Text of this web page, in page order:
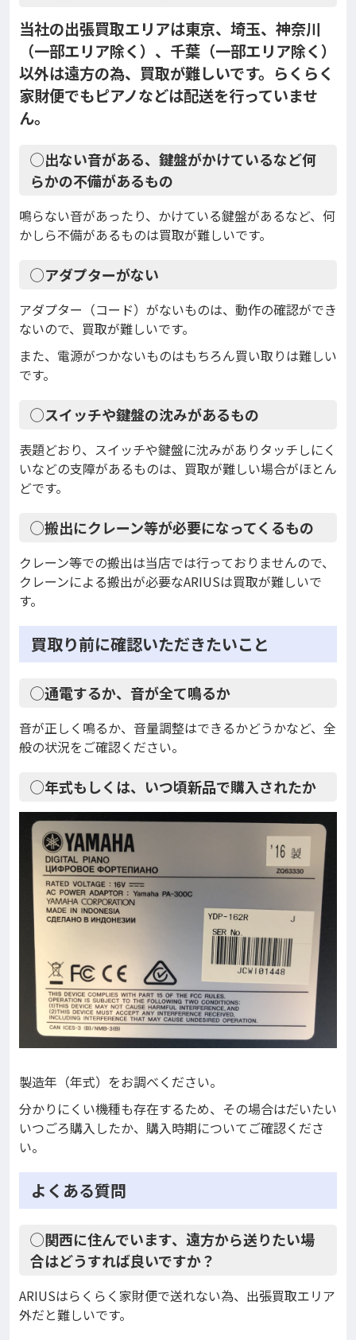
当社の出張買取エリアは東京、埼玉、神奈川
（一部エリア除く）、千葉（一部エリア除く）
以外は遠方の為、買取が難しいです。らくらく
家財便でもピアノなどは配送を行っていませ
ん。
◯出ない音がある、鍵盤がかけているなど何
らかの不備があるもの
鳴らない音があったり、かけている鍵盤があるなど、何
かしら不備があるものは買取が難しいです。
◯アダプターがない
アダプター（コード）がないものは、動作の確認ができ
ないので、買取が難しいです。
また、電源がつかないものはもちろん買い取りは難しい
です。
◯スイッチや鍵盤の沈みがあるもの
表題どおり、スイッチや鍵盤に沈みがありタッチしにく
いなどの支障があるものは、買取が難しい場合がほとん
どです。
◯搬出にクレーン等が必要になってくるもの
クレーン等での搬出は当店では行っておりませんので、
クレーンによる搬出が必要なARIUSは買取が難しいで
す。
買取り前に確認いただきたいこと
◯通電するか、音が全て鳴るか
音が正しく鳴るか、音量調整はできるかどうかなど、全
般の状況をご確認ください。
◯年式もしくは、いつ頃新品で購入されたか
製造年（年式）をお調べください。
分かりにくい機種も存在するため、その場合はだいたい
いつごろ購入したか、購入時期についてご確認くださ
い。
よくある質問
◯関西に住んでいます、遠方から送りたい場
合はどうすれば良いですか？
ARIUSはらくらく家財便で送れない為、出張買取エリア
外だと難しいです。